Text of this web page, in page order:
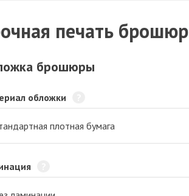
печать брошюр
брошюры
обложки